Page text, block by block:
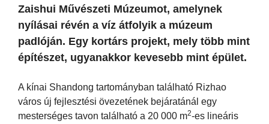
Zaishui Művészeti Múzeumot, amelynek
nyílásai révén a víz átfolyik a múzeum
padlóján. Egy kortárs projekt, mely több mint
építészet, ugyanakkor kevesebb mint épület.
A kínai Shandong tartományban található Rizhao
város új fejlesztési övezetének bejáratánál egy
mesterséges tavon található a 20 000 m2-es lineáris